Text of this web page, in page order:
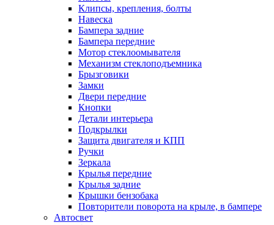
Клипсы, крепления, болты
Навеска
Бампера задние
Бампера передние
Мотор стеклоомывателя
Механизм стеклоподъемника
Брызговики
Замки
Двери передние
Кнопки
Детали интерьера
Подкрылки
Защита двигателя и КПП
Ручки
Зеркала
Крылья передние
Крылья задние
Крышки бензобака
Повторители поворота на крыле, в бампере
Автосвет